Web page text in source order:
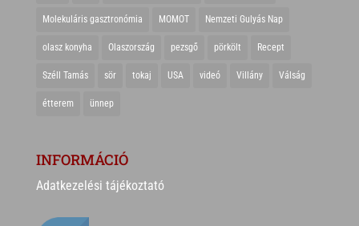
Molekuláris gasztronómia MOMOT Nemzeti Gulyás Nap
olasz konyha Olaszország pezsgő pörkölt Recept
Széll Tamás sör tokaj USA videó Villány Válság
étterem ünnep
INFORMÁCIÓ
Adatkezelési tájékoztató